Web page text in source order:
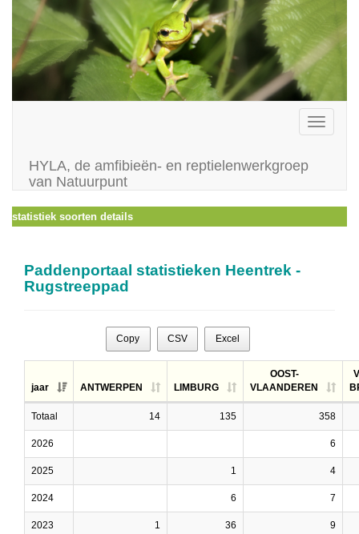
Toggle
HYLA, de amfibieën- en reptielenwerkgroep
van Natuurpunt
statistiek soorten details
Paddenportaal statistieken Heentrek -
Rugstreeppad
Copy CSV Excel
jaar ANTWERPEN LIMBURG
OOST-
VLAANDEREN
Totaal 14 135 358
2026 6
2025 1 4
2024 6 7
2023 1 36 9